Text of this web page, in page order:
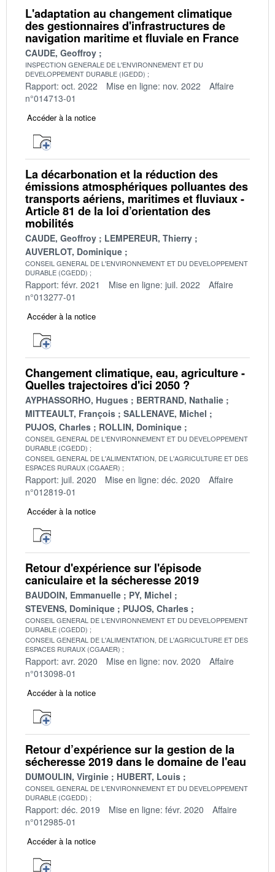
L'adaptation au changement climatique
des gestionnaires d'infrastructures de
navigation maritime et fluviale en France
CAUDE, Geoffroy
INSPECTION GENERALE DE L'ENVIRONNEMENT ET DU
DEVELOPPEMENT DURABLE (IGEDD)
Rapport: oct. 2022 Mise en ligne: nov. 2022
Affaire
n°014713-01
Accéder à la notice
La décarbonation et la réduction des
émissions atmosphériques polluantes des
transports aériens, maritimes et fluviaux -
Article 81 de la loi d’orientation des
mobilités
CAUDE, Geoffroy
LEMPEREUR, Thierry
AUVERLOT, Dominique
CONSEIL GENERAL DE L'ENVIRONNEMENT ET DU DEVELOPPEMENT
DURABLE (CGEDD)
Rapport: févr. 2021 Mise en ligne: juil. 2022
Affaire
n°013277-01
Accéder à la notice
Changement climatique, eau, agriculture -
Quelles trajectoires d'ici 2050 ?
AYPHASSORHO, Hugues
BERTRAND, Nathalie
MITTEAULT, François
SALLENAVE, Michel
PUJOS, Charles
ROLLIN, Dominique
CONSEIL GENERAL DE L'ENVIRONNEMENT ET DU DEVELOPPEMENT
DURABLE (CGEDD)
CONSEIL GENERAL DE L'ALIMENTATION, DE L'AGRICULTURE ET DES
ESPACES RURAUX (CGAAER)
Rapport: juil. 2020 Mise en ligne: déc. 2020
Affaire
n°012819-01
Accéder à la notice
Retour d'expérience sur l'épisode
caniculaire et la sécheresse 2019
BAUDOIN, Emmanuelle
PY, Michel
STEVENS, Dominique
PUJOS, Charles
CONSEIL GENERAL DE L'ENVIRONNEMENT ET DU DEVELOPPEMENT
DURABLE (CGEDD)
CONSEIL GENERAL DE L'ALIMENTATION, DE L'AGRICULTURE ET DES
ESPACES RURAUX (CGAAER)
Rapport: avr. 2020 Mise en ligne: nov. 2020
Affaire
n°013098-01
Accéder à la notice
Retour d’expérience sur la gestion de la
sécheresse 2019 dans le domaine de l'eau
DUMOULIN, Virginie HUBERT, Louis
CONSEIL GENERAL DE L'ENVIRONNEMENT ET DU DEVELOPPEMENT
DURABLE (CGEDD)
Rapport: déc. 2019 Mise en ligne: févr. 2020
Affaire
n°012985-01
Accéder à la notice